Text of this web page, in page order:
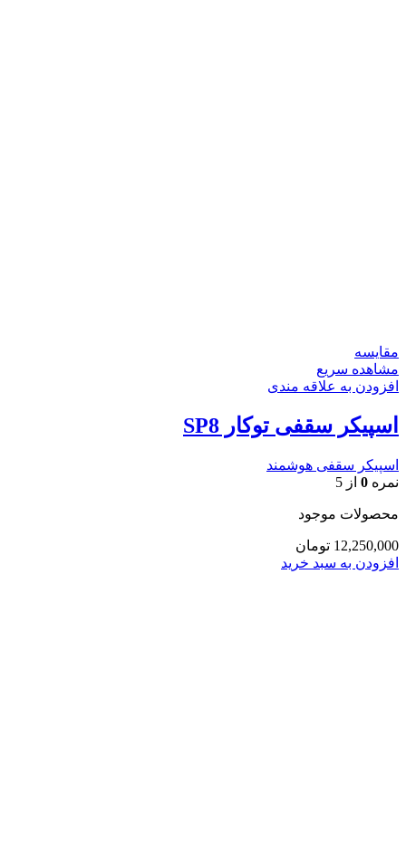
مقایسه
مشاهده سریع
افزودن به علاقه مندی
اسپیکر سقفی توکار SP8
اسپیکر سقفی هوشمند
نمره 0 از 5
محصولات موجود
12,250,000 تومان
افزودن به سبد خرید